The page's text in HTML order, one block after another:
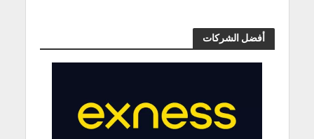
أفضل الشركات